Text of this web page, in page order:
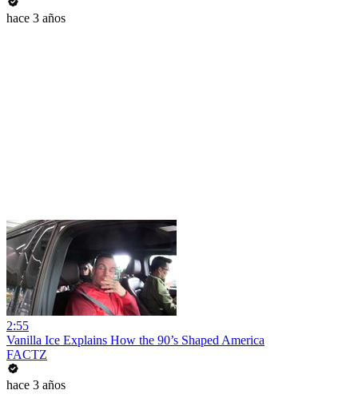
hace 3 años
2:55
Vanilla Ice Explains How the 90’s Shaped America
FACTZ
hace 3 años